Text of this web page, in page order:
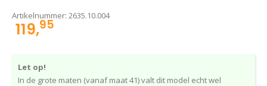
Artikelnummer: 2635.10.004
119,95
Let op!
In de grote maten (vanaf maat 41) valt dit model echt wel